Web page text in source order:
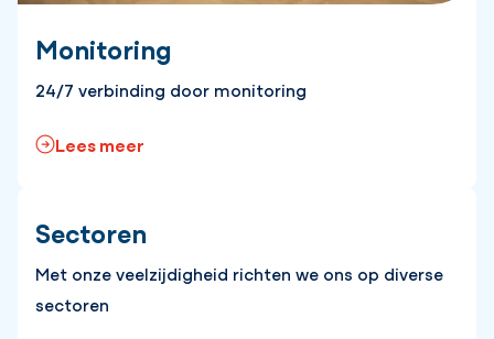
Monitoring
24/7 verbinding door monitoring
Lees meer
Sectoren
Met onze veelzijdigheid richten we ons op diverse
sectoren